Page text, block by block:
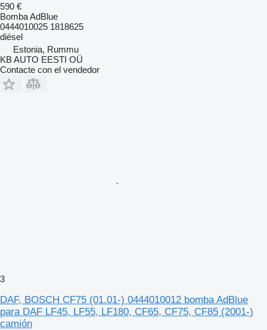
590 €
Bomba AdBlue
0444010025 1818625
diésel
Estonia, Rummu
KB AUTO EESTI OÜ
Contacte con el vendedor
3
DAF, BOSCH CF75 (01.01-) 0444010012 bomba AdBlue
para DAF LF45, LF55, LF180, CF65, CF75, CF85 (2001-)
camión